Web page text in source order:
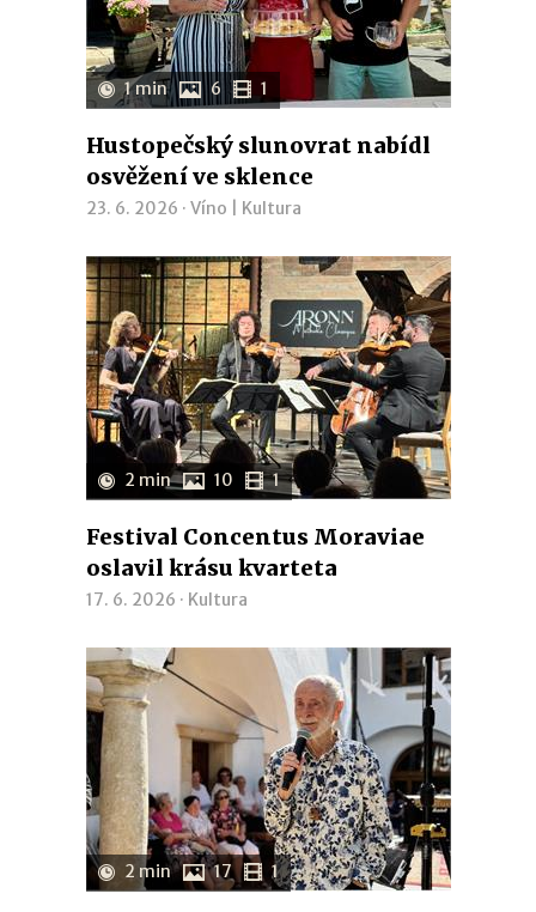
1 min 6 1
Hustopečský slunovrat nabídl
osvěžení ve sklence
23. 6. 2026 · Víno Kultura
2 min 10 1
Festival Concentus Moraviae
oslavil krásu kvarteta
17. 6. 2026 · Kultura
2 min 17 1